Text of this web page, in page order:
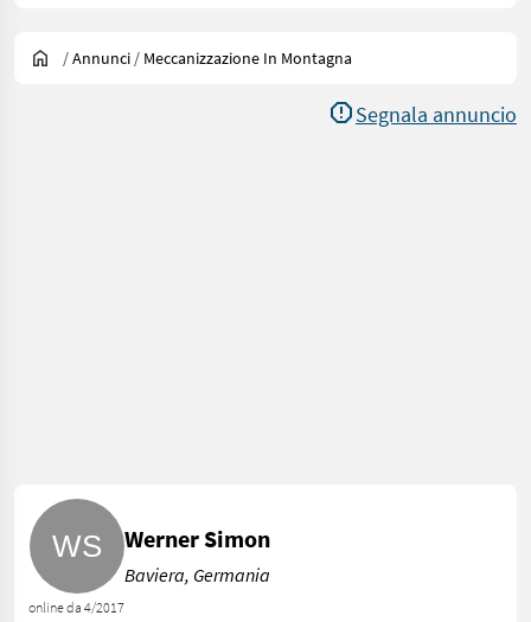
/Annunci / Meccanizzazione In Montagna
Segnala annuncio
online da 4/2017
Werner Simon
Baviera, Germania